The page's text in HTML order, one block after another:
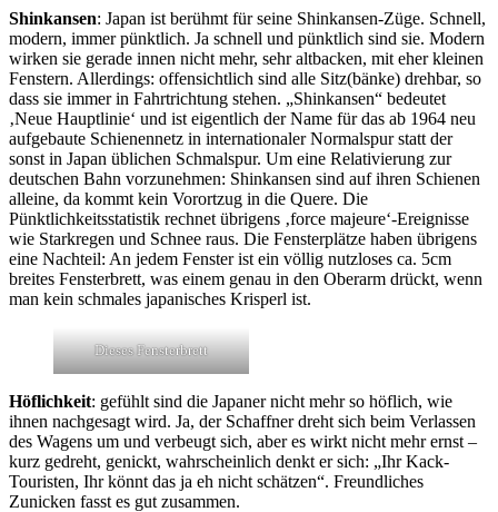
Shinkansen: Japan ist berühmt für seine Shinkansen-Züge. Schnell,
modern, immer pünktlich. Ja schnell und pünktlich sind sie. Modern
wirken sie gerade innen nicht mehr, sehr altbacken, mit eher kleinen
Fenstern. Allerdings: offensichtlich sind alle Sitz(bänke) drehbar, so
dass sie immer in Fahrtrichtung stehen. „Shinkansen“ bedeutet
‚Neue Hauptlinie‘ und ist eigentlich der Name für das ab 1964 neu
aufgebaute Schienennetz in internationaler Normalspur statt der
sonst in Japan üblichen Schmalspur. Um eine Relativierung zur
deutschen Bahn vorzunehmen: Shinkansen sind auf ihren Schienen
alleine, da kommt kein Vorortzug in die Quere. Die
Pünktlichkeitsstatistik rechnet übrigens ‚force majeure‘-Ereignisse
wie Starkregen und Schnee raus. Die Fensterplätze haben übrigens
eine Nachteil: An jedem Fenster ist ein völlig nutzloses ca. 5cm
breites Fensterbrett, was einem genau in den Oberarm drückt, wenn
man kein schmales japanisches Krisperl ist.
Dieses Fensterbrett
Höflichkeit: gefühlt sind die Japaner nicht mehr so höflich, wie
ihnen nachgesagt wird. Ja, der Schaffner dreht sich beim Verlassen
des Wagens um und verbeugt sich, aber es wirkt nicht mehr ernst –
kurz gedreht, genickt, wahrscheinlich denkt er sich: „Ihr Kack-
Touristen, Ihr könnt das ja eh nicht schätzen“. Freundliches
Zunicken fasst es gut zusammen.